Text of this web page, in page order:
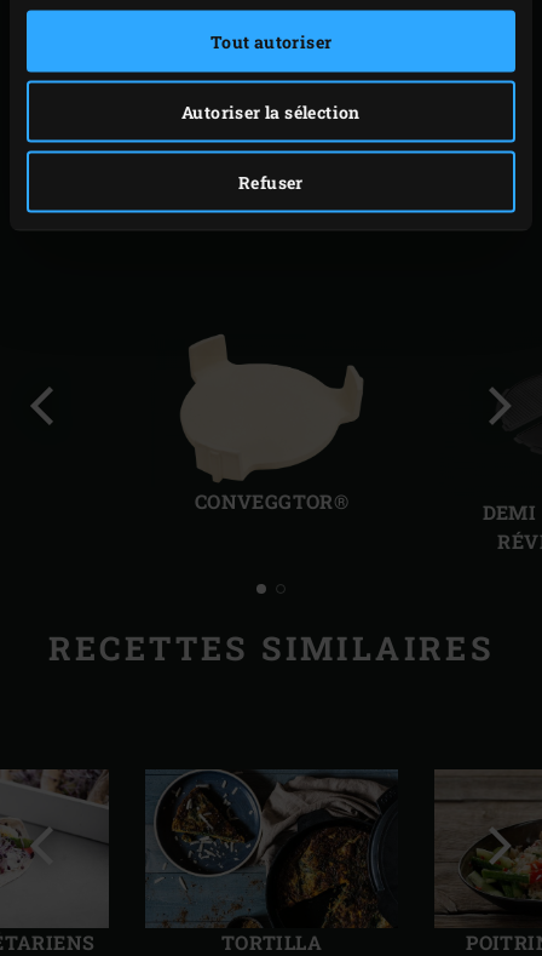
Tout autoriser
Autoriser la sélection
Refuser
IMPRIMER
ACCESSOIRES
SIMILAIRES
CONVEGGTOR®
DEMI
RECETTES SIMILAIRES
TORTILLA
précédente